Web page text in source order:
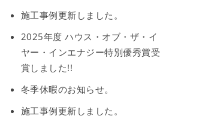
施工事例更新しました。
2025年度 ハウス・オブ・ザ・イ
ヤー・インエナジー特別優秀賞受
賞しました!!
冬季休暇のお知らせ。
施工事例更新しました。